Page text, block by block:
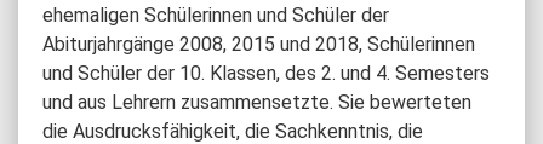
ehemaligen Schülerinnen und Schüler der
Abiturjahrgänge 2008, 2015 und 2018, Schülerinnen
und Schüler der 10. Klassen, des 2. und 4. Semesters
und aus Lehrern zusammensetzte. Sie bewerteten
die Ausdrucksfähigkeit, die Sachkenntnis, die